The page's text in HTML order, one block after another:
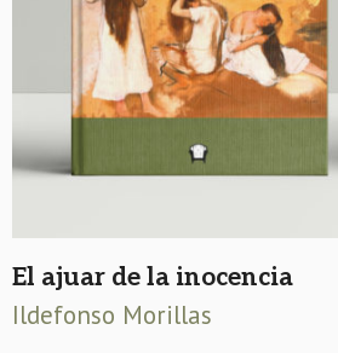
El ajuar de la inocencia
Ildefonso Morillas